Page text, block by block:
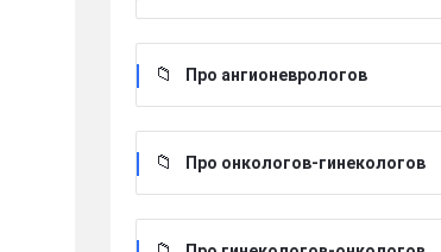
Про ангионеврологов
Про онкологов-гинекологов